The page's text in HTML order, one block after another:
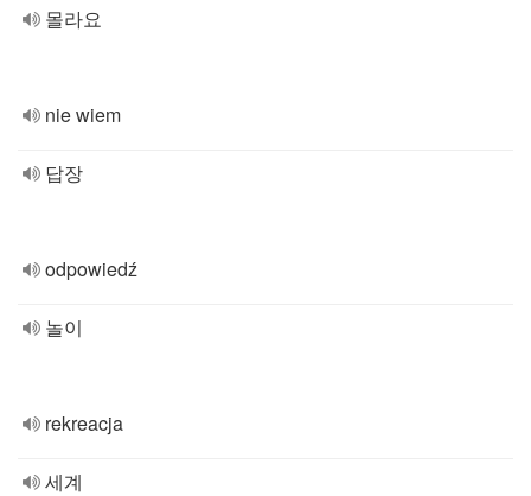
몰라요
nie wiem
답장
odpowiedź
놀이
rekreacja
세계